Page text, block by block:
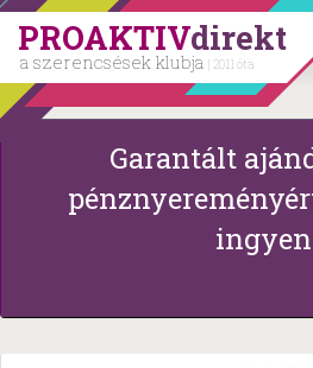
PROAKTIVdirekt
a szerencsések klubja | 2011 óta
Garantált